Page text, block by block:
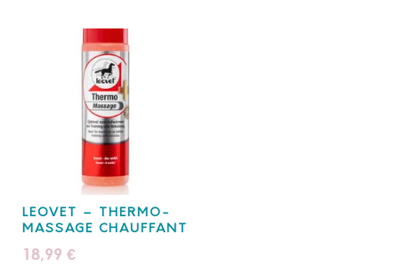
LEOVET – THERMO-
MASSAGE CHAUFFANT
18,99 €